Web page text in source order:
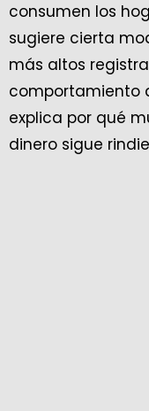
consumen los
sugiere cierta
más altos
comportamiento
explica por qué
dinero sigue